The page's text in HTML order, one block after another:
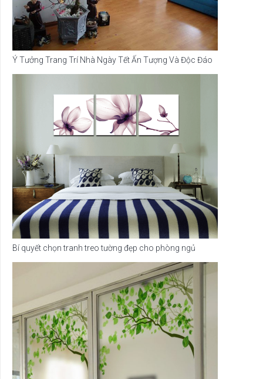
Ý Tưởng Trang Trí Nhà Ngày Tết Ấn Tượng Và Độc Đáo
Bí quyết chọn tranh treo tường đẹp cho phòng ngủ